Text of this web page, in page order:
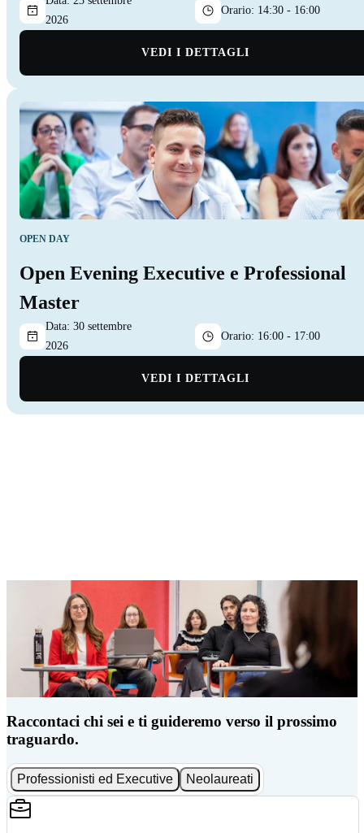
2026
Orario: 14:30 - 16:00
VEDI I DETTAGLI
OPEN DAY
Open Evening Executive e Professional
Master
Data: 30 settembre
2026
Orario: 16:00 - 17:00
VEDI I DETTAGLI
Raccontaci chi sei e ti guideremo verso il prossimo
traguardo.
Professionisti ed Executive Neolaureati